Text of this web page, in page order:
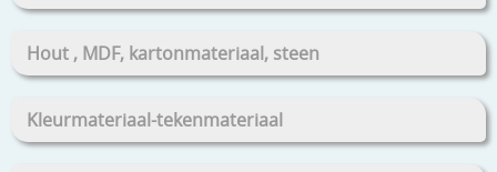
Hout , MDF, kartonmateriaal, steen
Kleurmateriaal-tekenmateriaal